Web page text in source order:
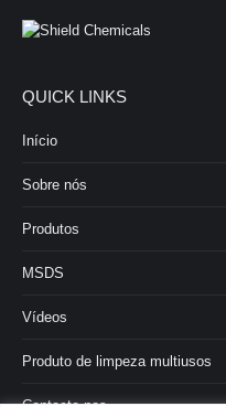
QUICK LINKS
Início
Sobre nós
Produtos
MSDS
Vídeos
Produto de limpeza multiusos